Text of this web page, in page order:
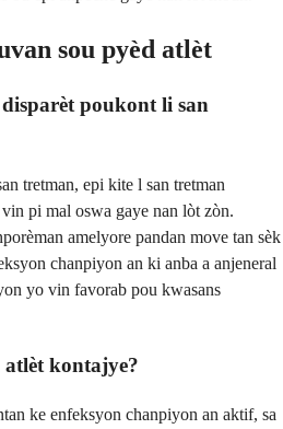
sou pyèd atlèt
poukont li san
tretman, epi kite l san tretman
pi mal oswa gaye nan lòt zòn.
amelyore pandan move tan sèk
chanpiyon an ki anba a anjeneral
yo vin favorab pou kwasans
kontajye?
ke enfeksyon chanpiyon an aktif, sa